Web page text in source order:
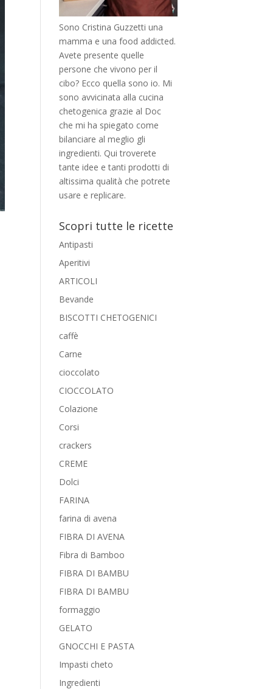
Sono Cristina Guzzetti una
mamma e una food addicted.
Avete presente quelle
persone che vivono per il
cibo? Ecco quella sono io. Mi
sono avvicinata alla cucina
chetogenica grazie al Doc
che mi ha spiegato come
bilanciare al meglio gli
ingredienti. Qui troverete
tante idee e tanti prodotti di
altissima qualità che potrete
usare e replicare.
Scopri tutte le ricette
Antipasti
Aperitivi
ARTICOLI
Bevande
BISCOTTI CHETOGENICI
caffè
Carne
cioccolato
CIOCCOLATO
Colazione
Corsi
crackers
CREME
Dolci
FARINA
farina di avena
FIBRA DI AVENA
Fibra di Bamboo
FIBRA DI BAMBU
FIBRA DI BAMBU
formaggio
GELATO
GNOCCHI E PASTA
Impasti cheto
Ingredienti